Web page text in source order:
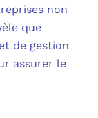
non
que
de gestion
assurer le